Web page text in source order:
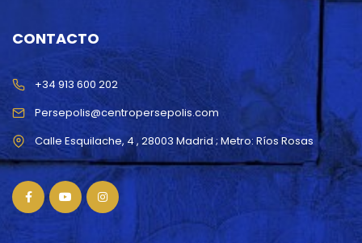
CONTACTO
Persepolis@centropersepolis.com
+34 913 600 202